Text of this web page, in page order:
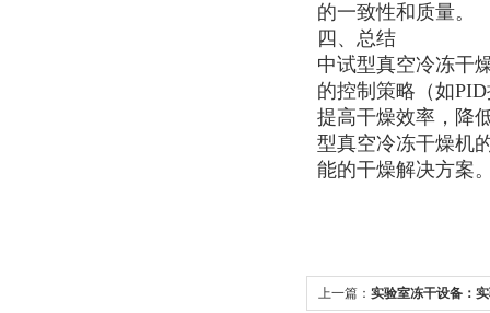
的一致性和质量。
四、总结
中试型真空冷冻干
的控制策略（如
提高干燥效率，降
型真空冷冻干燥机
能的干燥解决方案
上一篇： 实验室冻干设备：